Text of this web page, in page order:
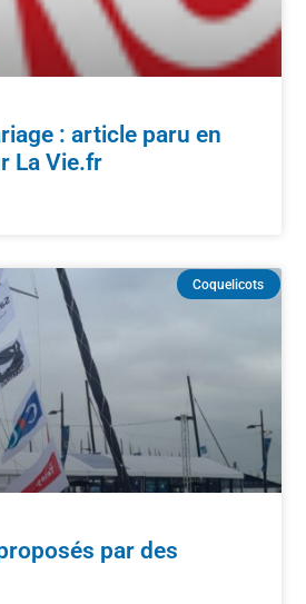
: article paru en
La Vie.fr
Coquelicots
par des